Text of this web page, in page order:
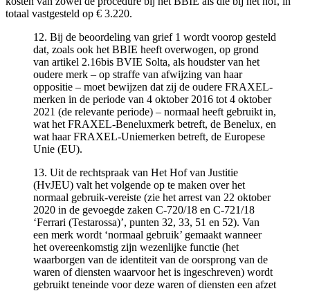
totaal vastgesteld op € 3.220.
12. Bij de beoordeling van grief 1 wordt voorop gesteld
dat, zoals ook het BBIE heeft overwogen, op grond
van artikel 2.16bis BVIE Solta, als houdster van het
oudere merk – op straffe van afwijzing van haar
oppositie – moet bewijzen dat zij de oudere FRAXEL-
merken in de periode van 4 oktober 2016 tot 4 oktober
2021 (de relevante periode) – normaal heeft gebruikt in,
wat het FRAXEL-Beneluxmerk betreft, de Benelux, en
wat haar FRAXEL-Uniemerken betreft, de Europese
Unie (EU).
13. Uit de rechtspraak van Het Hof van Justitie
(HvJEU) valt het volgende op te maken over het
normaal gebruik-vereiste (zie het arrest van 22 oktober
2020 in de gevoegde zaken C-720/18 en C-721/18
‘Ferrari (Testarossa)’, punten 32, 33, 51 en 52). Van
een merk wordt ‘normaal gebruik’ gemaakt wanneer
het overeenkomstig zijn wezenlijke functie (het
waarborgen van de identiteit van de oorsprong van de
waren of diensten waarvoor het is ingeschreven) wordt
gebruikt teneinde voor deze waren of diensten een afzet